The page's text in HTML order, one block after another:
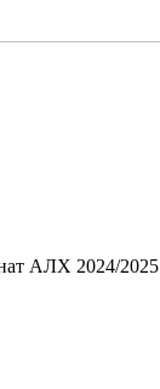
АЛХ 2024/2025